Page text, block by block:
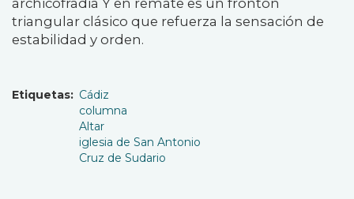
archicofradia Y en remate es un frontón
triangular clásico que refuerza la sensación de
estabilidad y orden.
Etiquetas
Cádiz
columna
Altar
iglesia de San Antonio
Cruz de Sudario